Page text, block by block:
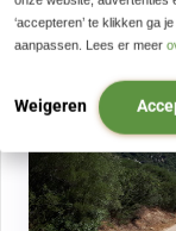
‘accepteren’ te klikken ga
aanpassen. Lees er meer
Weigeren8 dagen, 7